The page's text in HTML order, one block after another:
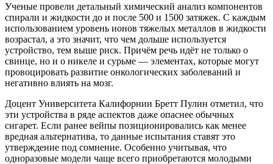
Ученые провели детальный химический анализ компонентов
спирали и жидкости до и после 500 и 1500 затяжек. С каждым
использованием уровень ионов тяжелых металлов в жидкости
возрастал, а это значит, что чем дольше используется
устройство, тем выше риск. Причём речь идёт не только о
свинце, но и о никеле и сурьме — элементах, которые могут
провоцировать развитие онкологических заболеваний и
негативно влиять на мозг.
Доцент Университета Калифорнии Бретт Пулин отметил, что
эти устройства в ряде аспектов даже опаснее обычных
сигарет. Если ранее вейпы позиционировались как менее
вредная альтернатива, то данные испытания ставят это
утверждение под сомнение. Особенно учитывая, что
одноразовые модели чаще всего приобретаются молодыми